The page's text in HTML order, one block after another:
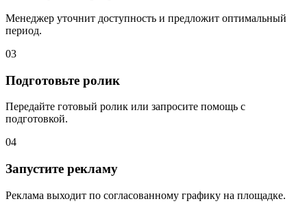
Менеджер уточнит доступность и предложит оптимальный
период.
03
Подготовьте ролик
Передайте готовый ролик или запросите помощь с
подготовкой.
04
Запустите рекламу
Реклама выходит по согласованному графику на площадке.